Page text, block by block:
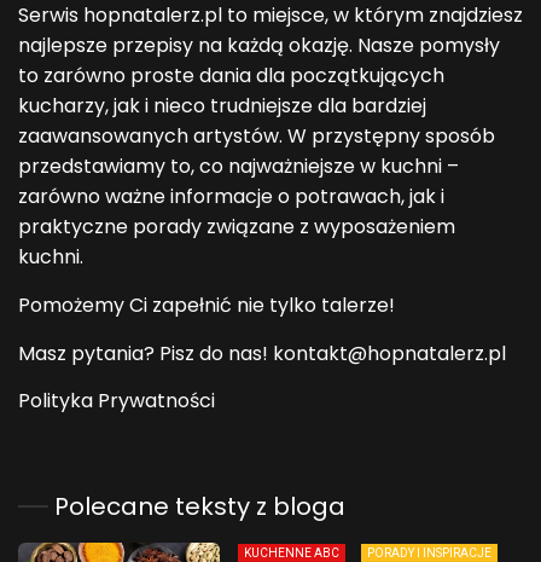
Serwis hopnatalerz.pl to miejsce, w którym znajdziesz
najlepsze przepisy na każdą okazję. Nasze pomysły
to zarówno proste dania dla początkujących
kucharzy, jak i nieco trudniejsze dla bardziej
zaawansowanych artystów. W przystępny sposób
przedstawiamy to, co najważniejsze w kuchni –
zarówno ważne informacje o potrawach, jak i
praktyczne porady związane z wyposażeniem
kuchni.
Pomożemy Ci zapełnić nie tylko talerze!
Masz pytania? Pisz do nas! kontakt@hopnatalerz.pl
Polityka Prywatności
Polecane teksty z bloga
KUCHENNE ABC
PORADY I INSPIRACJE